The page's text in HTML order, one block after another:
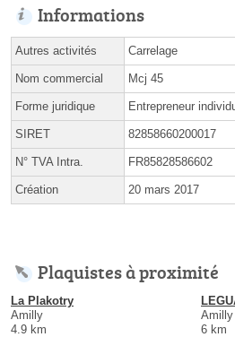
Informations
Autres activités Carrelage
Nom commercial Mcj 45
Forme juridique Entrepreneur
SIRET 82858660200017
N° TVA Intra. FR85828586602
Création 20 mars 2017
Plaquistes à proximité
La Plakotry
Amilly
4.9 km
Amilly
6 km